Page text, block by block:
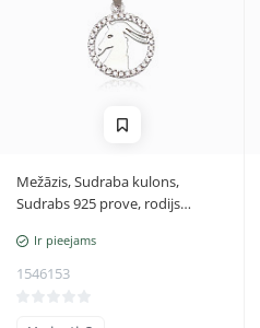
Mežāzis, Sudraba kulons,
Sudrabs 925 prove, rodijs
Ir pieejams
1546153